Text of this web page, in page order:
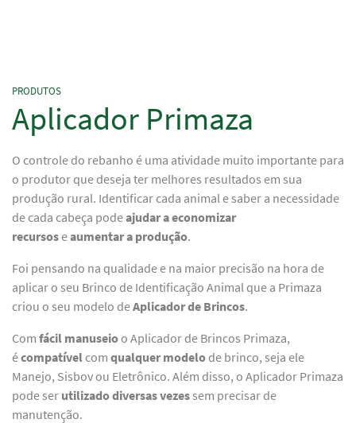
PRODUTOS
Aplicador Primaza
O controle do rebanho é uma atividade muito importante para
o produtor que deseja ter melhores resultados em sua
produção rural. Identificar cada animal e saber a necessidade
de cada cabeça podeajudar a economizar
recursoseaumentar a produção.
Foi pensando na qualidade e na maior precisão na hora de
aplicar o seu Brinco de Identificação Animal que a Primaza
criou o seu modelo deAplicador de Brincos.
Com fácil manuseioo Aplicador de Brincos Primaza,
écompatível com qualquer modelode brinco, seja ele
Manejo, Sisbov ou Eletrônico. Além disso, o Aplicador Primaza
pode ser utilizado diversas vezessem precisar de
manutenção.